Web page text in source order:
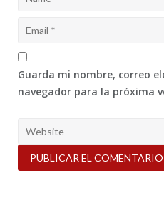
Guarda mi nombre, correo
navegador para la próxima